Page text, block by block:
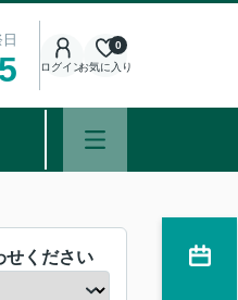
ログインお気に入り
0
せください